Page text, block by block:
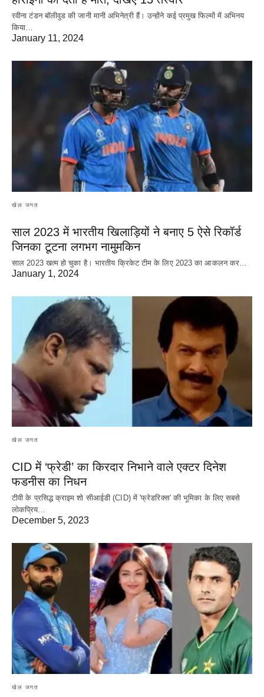
रवीना टंडन बॉलीवुड की जानी मानी अभिनेत्री हैं। उन्होंने कई प्रमुख फिल्मों में अभिनय
किया…
January 11, 2024
खेल जगत
साल 2023 में भारतीय खिलाड़ियों ने बनाए 5 ऐसे रिकॉर्ड
जिनका टूटना लगभग नामुमकिन
साल 2023 खत्म हो चुका है। भारतीय क्रिकेट‌ टीम के लिए 2023 का आकलन कर…
January 1, 2024
खेल जगत
CID में ‘फ्रेडी’ का किरदार निभाने वाले एक्टर दिनेश
फडनीस का निधन
टीवी के प्रसिद्ध क्राइम शो सीआईडी (CID) में 'फ्रेडरिक्स' की भूमिका के लिए सबसे
लोकप्रिय…
December 5, 2023
खेल जगत